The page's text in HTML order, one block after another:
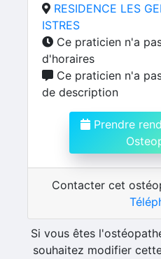
RESIDENCE LES
ISTRES
Ce praticien n'a
d'horaires
Ce praticien n'a
de description
Prendre
Contacter cet
Si vous êtes
souhaitez modifier